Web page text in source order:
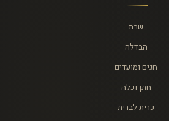
שבת
הבדלה
חגים ומועדים
חתן וכלה
כרית לברית